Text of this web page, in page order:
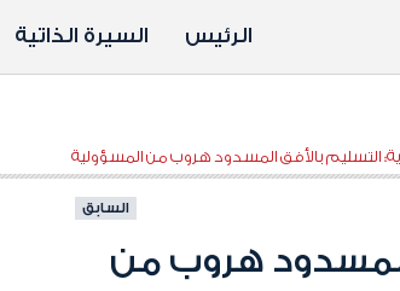
الرئيس السيرة الذاتية
التسليم بالأفق المسدود هروب من المسؤولية
السابق
المسدود هروب من